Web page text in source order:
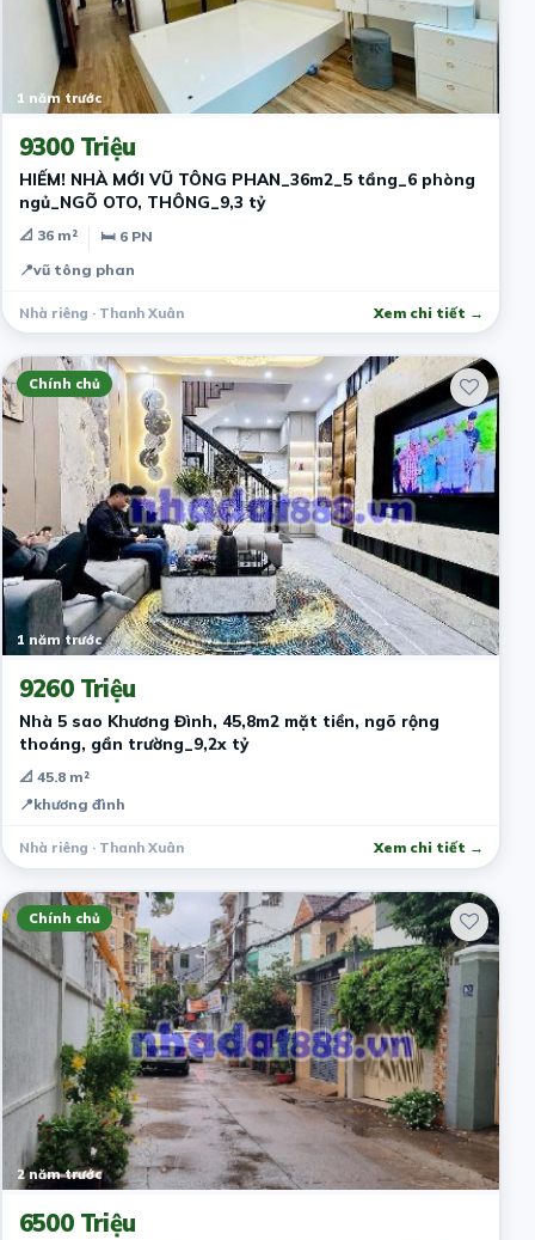
1 năm trước
9300 Triệu
HIẾM! NHÀ MỚI VŨ TÔNG PHAN_36m2_5 tầng_6 phòng
ngủ_NGÕ OTO, THÔNG_9,3 tỷ
📐 36 m²
🛏 6 PN
📍vũ tông phan
Nhà riêng · Thanh Xuân Xem chi tiết →
Chính chủ
1 năm trước
9260 Triệu
Nhà 5 sao Khương Đình, 45,8m2 mặt tiền, ngõ rộng
thoáng, gần trường_9,2x tỷ
📐 45.8 m²
📍khương đình
Nhà riêng · Thanh Xuân Xem chi tiết →
Chính chủ
2 năm trước
6500 Triệu